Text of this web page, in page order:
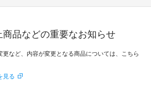
商品などの重要なお知らせ
更など、内容が変更となる商品については、こちら
見る